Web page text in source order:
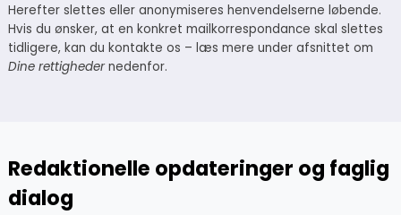
Herefter slettes eller anonymiseres henvendelserne løbende.
Hvis du ønsker, at en konkret mailkorrespondance skal slettes
tidligere, kan du kontakte os – læs mere under afsnittet om
Dine rettighedernedenfor.
Redaktionelle opdateringer og faglig
dialog